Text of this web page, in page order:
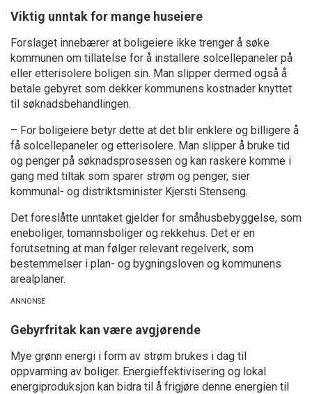
Viktig unntak for mange huseiere
Forslaget innebærer at boligeiere ikke trenger å søke
kommunen om tillatelse for å installere solcellepaneler på
eller etterisolere boligen sin. Man slipper dermed også å
betale gebyret som dekker kommunens kostnader knyttet
til søknadsbehandlingen.
– For boligeiere betyr dette at det blir enklere og billigere å
få solcellepaneler og etterisolere. Man slipper å bruke tid
og penger på søknadsprosessen og kan raskere komme i
gang med tiltak som sparer strøm og penger, sier
kommunal- og distriktsminister Kjersti Stenseng.
Det foreslåtte unntaket gjelder for småhusbebyggelse, som
eneboliger, tomannsboliger og rekkehus. Det er en
forutsetning at man følger relevant regelverk, som
bestemmelser i plan- og bygningsloven og kommunens
arealplaner.
Gebyrfritak kan være avgjørende
Mye grønn energi i form av strøm brukes i dag til
oppvarming av boliger. Energieffektivisering og lokal
energiproduksjon kan bidra til å frigjøre denne energien til